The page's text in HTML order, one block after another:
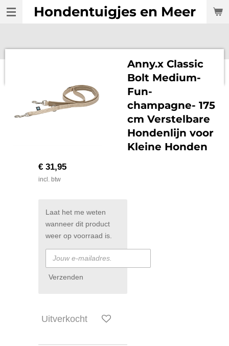
Ga
direct
Hondentuigjes en Meer
Anny.x Classic
Bolt Medium-
Fun-
champagne- 175
cm Verstelbare
Hondenlijn voor
Kleine Honden
€ 31,95
incl. btw
Laat het me weten
wanneer dit product
weer op voorraad is.
Verzenden
Uitverkocht